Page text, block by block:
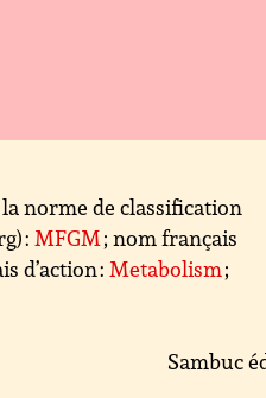
norme de classification
:MFGM; nom français
d’action :Metabolism;
Sambuc